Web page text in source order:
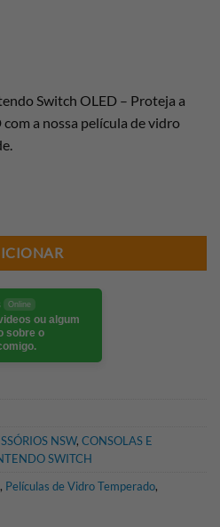
Switch OLED – Proteja a
a nossa película de vidro
Online
ou algum
sobre o
NSW, CONSOLAS E
SWITCH
, Películas de Vidro Temperado,